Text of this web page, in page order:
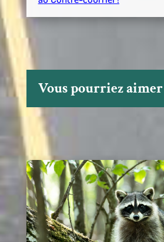
Vous pourriez aimer